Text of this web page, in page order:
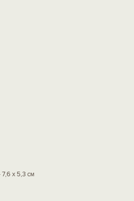
х 5,3 см